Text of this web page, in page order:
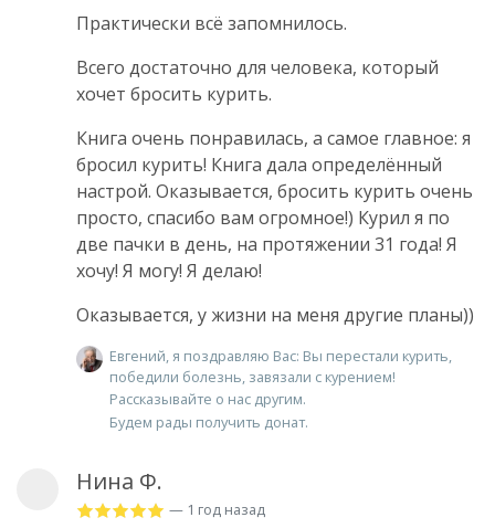
Практически всё запомнилось.
Всего достаточно для человека, который
хочет бросить курить.
Книга очень понравилась, а самое главное: я
бросил курить! Книга дала определённый
настрой. Оказывается, бросить курить очень
просто, спасибо вам огромное!) Курил я по
две пачки в день, на протяжении 31 года! Я
хочу! Я могу! Я делаю!
Оказывается, у жизни на меня другие планы))
Евгений, я поздравляю Вас: Вы перестали курить,
победили болезнь, завязали с курением!
Рассказывайте о нас другим.
Будем рады получить донат.
Нина Ф.
— 1 год назад